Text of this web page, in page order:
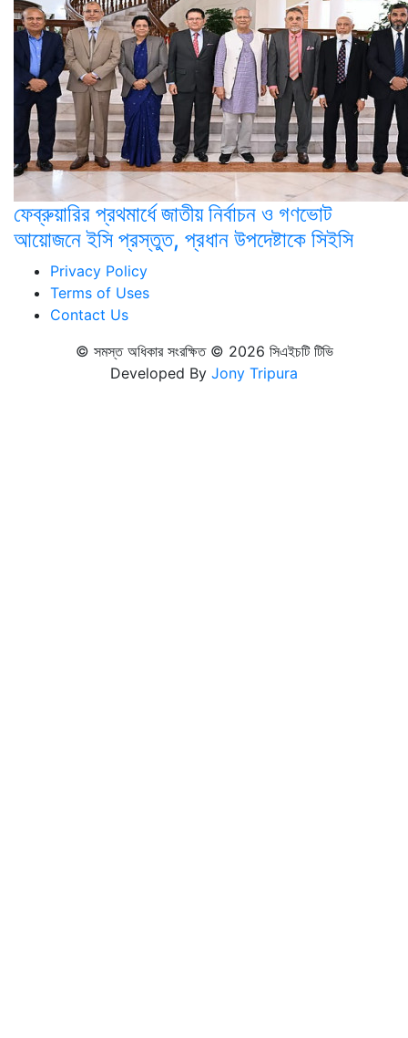
ফেব্রুয়ারির প্রথমার্ধে জাতীয় নির্বাচন ও গণভোট
আয়োজনে ইসি প্রস্তুত, প্রধান উপদেষ্টাকে সিইসি
Privacy Policy
Terms of Uses
Contact Us
© সমস্ত অধিকার সংরক্ষিত © 2026 সিএইচটি টিভি
Developed By Jony Tripura